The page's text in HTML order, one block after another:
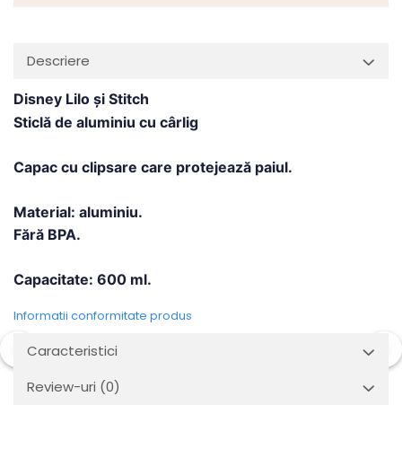
Descriere
Disney Lilo și Stitch
Sticlă de aluminiu cu cârlig
Capac cu clipsare care protejează paiul.
Material: aluminiu.
Fără BPA.
Capacitate: 600 ml.
Informatii conformitate produs
Caracteristici
Review-uri (0)